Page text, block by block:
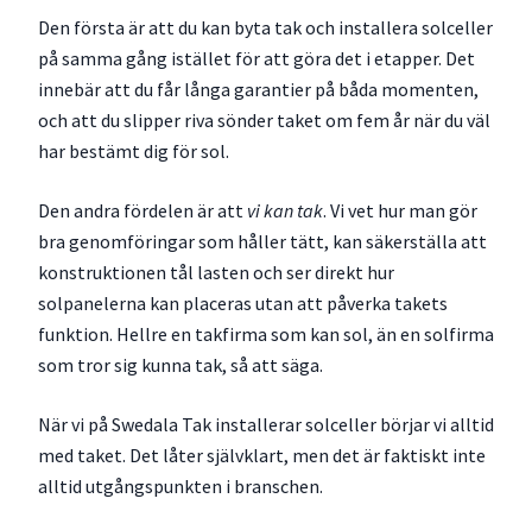
Den första är att du kan byta tak och installera solceller
på samma gång istället för att göra det i etapper. Det
innebär att du får långa garantier på båda momenten,
och att du slipper riva sönder taket om fem år när du väl
har bestämt dig för sol.
Den andra fördelen är att vi kan tak. Vi vet hur man gör
bra genomföringar som håller tätt, kan säkerställa att
konstruktionen tål lasten och ser direkt hur
solpanelerna kan placeras utan att påverka takets
funktion. Hellre en takfirma som kan sol, än en solfirma
som tror sig kunna tak, så att säga.
När vi på Swedala Tak installerar solceller börjar vi alltid
med taket. Det låter självklart, men det är faktiskt inte
alltid utgångspunkten i branschen.